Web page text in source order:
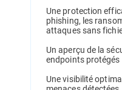
Une protection
phishing, les
attaques sans
Un aperçu de la
endpoints protégés
Une visibilité